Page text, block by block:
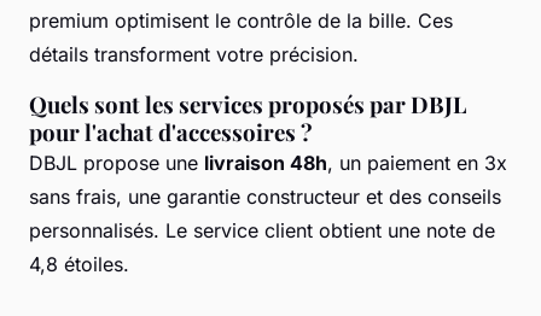
premium optimisent le contrôle de la bille. Ces
détails transforment votre précision.
Quels sont les services proposés par DBJL
pour l'achat d'accessoires ?
DBJL propose une livraison 48h, un paiement en 3x
sans frais, une garantie constructeur et des conseils
personnalisés. Le service client obtient une note de
4,8 étoiles.